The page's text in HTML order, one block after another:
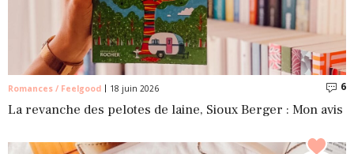
Romances / Feelgood 18 juin 2026 6
La revanche des pelotes de laine, Sioux Berger : Mon avis